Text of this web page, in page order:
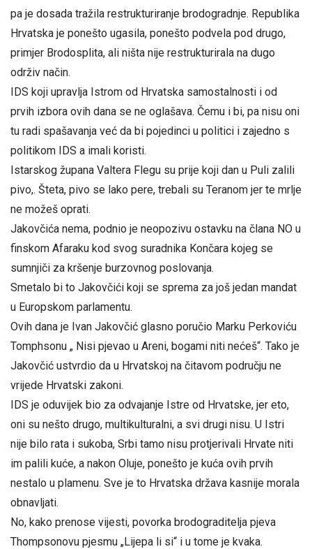
pa je dosada tražila restrukturiranje brodogradnje. Republika
Hrvatska je ponešto ugasila, ponešto podvela pod drugo,
primjer Brodosplita, ali ništa nije restrukturirala na dugo
održiv način.
IDS koji upravlja Istrom od Hrvatska samostalnosti i od
prvih izbora ovih dana se ne oglašava. Čemu i bi, pa nisu oni
tu radi spašavanja već da bi pojedinci u politici i zajedno s
politikom IDS a imali koristi.
Istarskog župana Valtera Flegu su prije koji dan u Puli zalili
pivo,. Šteta, pivo se lako pere, trebali su Teranom jer te mrlje
ne možeš oprati.
Jakovčića nema, podnio je neopozivu ostavku na člana NO u
finskom Afaraku kod svog suradnika Končara kojeg se
sumnjiči za kršenje burzovnog poslovanja.
Smetalo bi to Jakovčići koji se sprema za još jedan mandat
u Europskom parlamentu.
Ovih dana je Ivan Jakovčić glasno poručio Marku Perkoviću
Tomphsonu „ Nisi pjevao u Areni, bogami niti nećeš“. Tako je
Jakovčić ustvrdio da u Hrvatskoj na čitavom području ne
vrijede Hrvatski zakoni.
IDS je oduvijek bio za odvajanje Istre od Hrvatske, jer eto,
oni su nešto drugo, multikulturalni, a svi drugi nisu. U Istri
nije bilo rata i sukoba, Srbi tamo nisu protjerivali Hrvate niti
im palili kuće, a nakon Oluje, ponešto je kuća ovih prvih
nestalo u plamenu. Sve je to Hrvatska država kasnije morala
obnavljati.
No, kako prenose vijesti, povorka brodograditelja pjeva
Thompsonovu pjesmu „Lijepa li si“ i u tome je kvaka.